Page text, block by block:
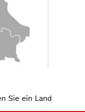
Sie ein Land